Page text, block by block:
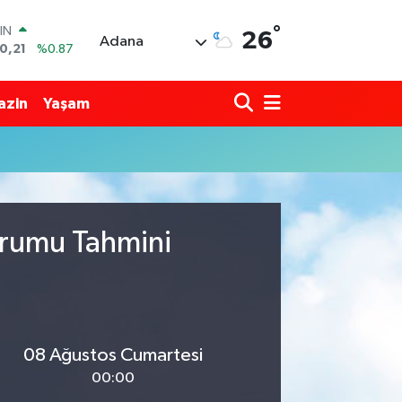
%0.87
ALTIN
Adana 26°
Yaşam
Tahmini
08 Ağustos Cumartesi
00:00